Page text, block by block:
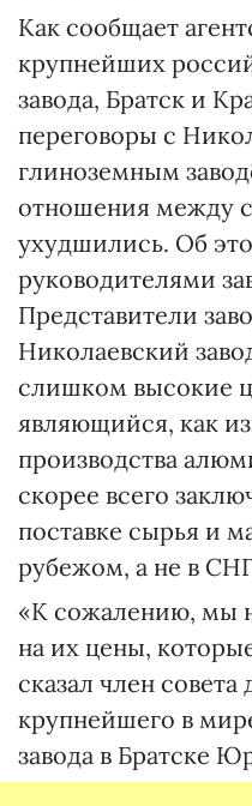
Как сообщает
крупнейших
завода, Братск и
переговоры с
глиноземным
отношения между
ухудшились. Об
руководителями
Представители
Николаевский
слишком высокие
являющийся, как
производства
скорее всего
поставке сырья и
рубежом, а не в
«К сожалению, мы
на их цены,
сказал член совета
крупнейшего в
завода в Братске